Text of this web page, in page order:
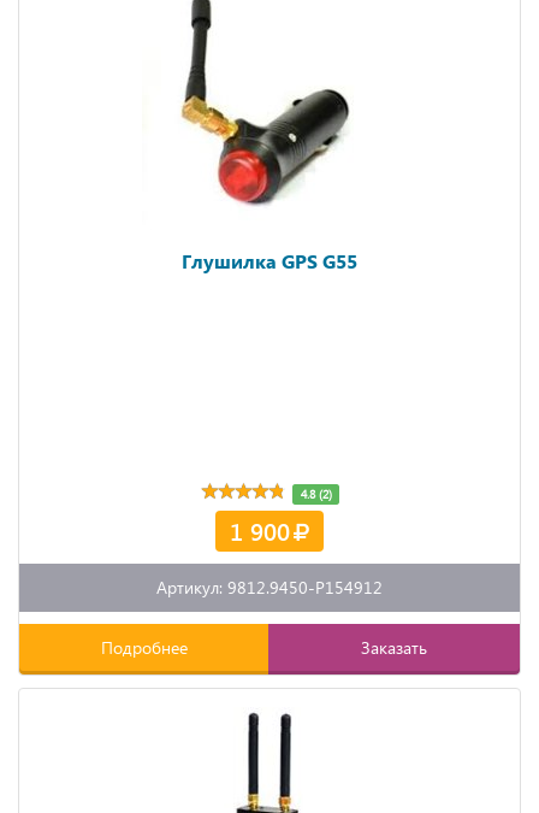
Глушилка GPS G55
4.8 (2)
1 900
Артикул: 9812.9450-P154912
Подробнее Заказать